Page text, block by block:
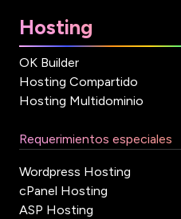
Hosting
OK Builder
Hosting Compartido
Hosting Multidominio
Requerimientos especiales
Wordpress Hosting
cPanel Hosting
ASP Hosting